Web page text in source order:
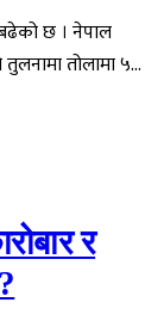
छ । नेपाल
तोलामा ५…
र